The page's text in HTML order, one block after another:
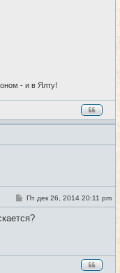
- и в Ялту!
#25
С
о
б
и
Пт дек 26, 2014 20:11 pm